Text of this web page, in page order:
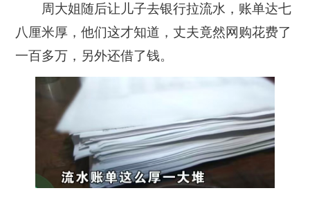
周大姐随后让儿子去银行拉流水， 账单达七
八厘米厚 ，他们这才知道，丈夫竟然网购花费了
一百多万，另外还借了钱。